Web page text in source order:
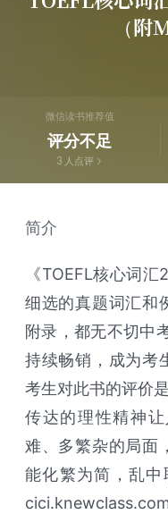
（附
微信读书推荐值
评分不足
3 人点评
简介
《TOEFL核心词
细选的真题词汇和
附录，都无不切中
持续畅销，成为考
考生对此书的评价
传达的理性精神
难、多繁杂的局面
能化繁为简，乱